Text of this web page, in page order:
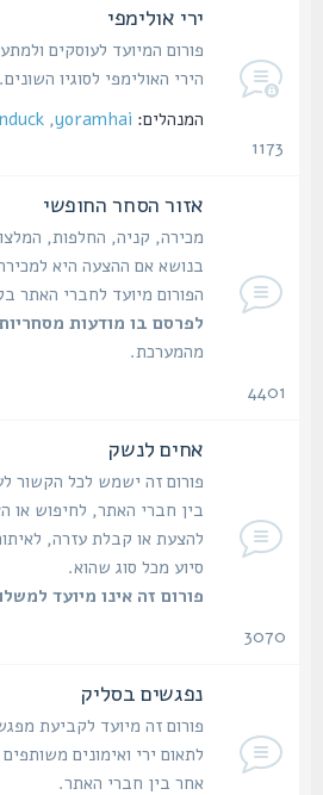
ירי אולימפי
פורום המיועד לעוסקים
הירי האולימפי לסוגיו השונים.
המנהלים: yoramhai
,
donduck
,
אזור הסחר החופשי
מכירה, קניה, החלפות, המלצות
בנושא אם ההצעה היא למכירה או
הפורום מיועד לחברי האתר בלבד,
לפרסם בו מודעות מסחריות-
מהמערכת.
אחים לנשק
פורום זה ישמש לכל הקשור
בין חברי האתר, לחיפוש או
להצעת או קבלת עזרה, לאיתור
סיוע מכל סוג שהוא.
פורום זה אינו מיועד למשלוח
3070
נפגשים בסליק
פורום זה מיועד לקביעת מפגשי
לתאום ירי ואימונים משותפים או
אחר בין חברי האתר.